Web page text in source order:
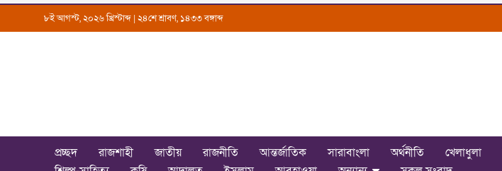
৮ই আগস্ট, ২০২৬ খ্রিস্টাব্দ | ২৪শে শ্রাবণ, ১৪৩৩ বঙ্গাব্দ
Uttarkantho
প্রচ্ছদ রাজশাহী জাতীয় রাজনীতি আন্তর্জাতিক সারাবাংলা অর্থনীতি খেলাধুলা